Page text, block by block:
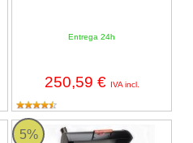
Entrega 24h
250,59 € IVA incl.
Char Griller
5%
Barbacoa de carbón Super Pro